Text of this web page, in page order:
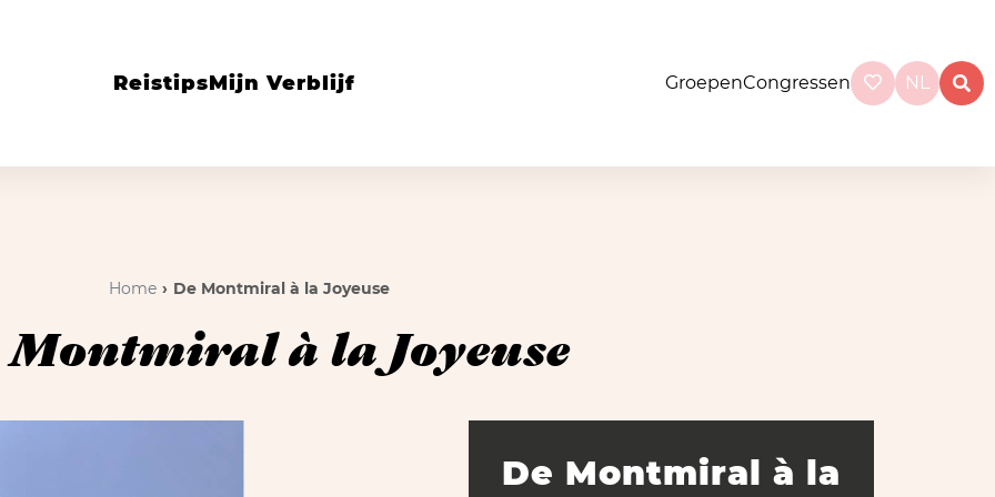
ReistipsMijn Verblijf GroepenCongressen NL
Home De Montmiral à la Joyeuse
Montmiral à la Joyeuse
De Montmiral à la